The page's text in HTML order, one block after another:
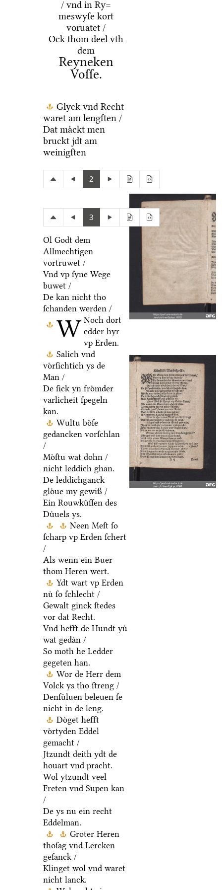
/ vnd in Ry=
meswyſe kort
voruatet /
Ock thom deel vth
dem
Reyneken
Voſſe.
Glyck vnd Recht
waret am lengſten /
Dat maͤckt men
bruckt jdt am
weinigſten
2
3
W
Ol Godt dem
Allmechtigen
vortruwet /
Vnd vp ſyne Wege
buwet /
De kan nicht tho
ſchanden werden /
Noch dort
edder hyr
vp Erden.
Salich vnd
voͤrſichtich ys de
Man /
De ſick yn froͤmder
varlicheit ſpegeln
kan.
Wultu boͤſe
gedancken vorſchlan
/
Moͤſtu wat dohn /
nicht leddich ghan.
De leddichganck
gloͤue my gewiß /
Ein Rouwkuͤſſen des
Duͤuels ys.
Neen Meſt ſo
ſcharp vp Erden ſchert
/
Als wenn ein Buer
thom Heren wert.
Ydt wart vp Erden
nuͤ ſo ſchlecht /
Gewalt ginck ſtedes
vor dat Recht.
Vnd hefft de Hundt yuͤ
wat gedaͤn /
So moth he Ledder
gegeten han.
Wor de Herr dem
Volck ys tho ſtreng /
Denſuͤluen beleuen ſe
nicht in de leng.
Doͤget hefft
voͤrtyden Eddel
gemacht /
Jtzundt deith ydt de
houart vnd pracht.
Wol ytzundt veel
Freten vnd Supen kan
/
De ys nu ein recht
Eddelman.
Groter Heren
thoſag vnd Lercken
geſanck /
Klinget wol vnd waret
nicht lanck.